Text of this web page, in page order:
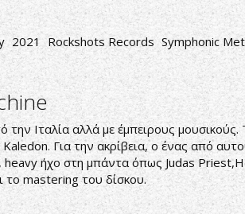
2021 Rockshots Records Symphonic
Ιταλία αλλά με έμπειρους
Για την ακρίβεια, ο ένας από
heavy ήχο στη μπάντα όπως Judas
το mastering του δίσκου.